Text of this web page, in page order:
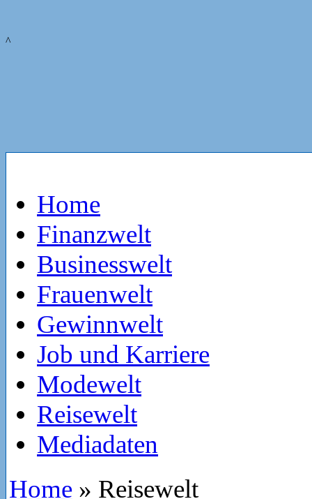
^
Home
Finanzwelt
Businesswelt
Frauenwelt
Gewinnwelt
Job und Karriere
Modewelt
Reisewelt
Mediadaten
Home » Reisewelt